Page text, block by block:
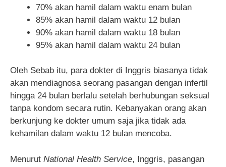
70% akan hamil dalam waktu enam bulan
85% akan hamil dalam waktu 12 bulan
90% akan hamil dalam waktu 18 bulan
95% akan hamil dalam waktu 24 bulan
Oleh Sebab itu, para dokter di Inggris biasanya tidak
akan mendiagnosa seorang pasangan dengan infertil
hingga 24 bulan berlalu setelah berhubungan seksual
tanpa kondom secara rutin. Kebanyakan orang akan
berkunjung ke dokter umum saja jika tidak ada
kehamilan dalam waktu 12 bulan mencoba.
Menurut National Health Service, Inggris, pasangan